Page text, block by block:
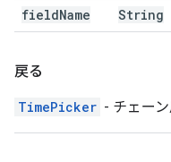
fieldName String
戻る
TimePicker - チェー